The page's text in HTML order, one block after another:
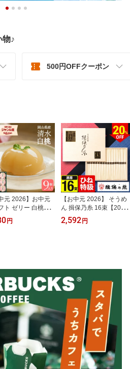
♪
500円OFFクーポン
元 2026】お中元
ト ゼリー 白桃ゼ
個 詰め合わせ 桃
水 レビュー高評
国産 ご挨拶 日頃
プレゼント 引越
祝い 送料無料 pc
円
【お中元 2026】 そうめ
ん 揖保乃糸 16束【20％
OFF】揖保の糸 特級品
お中元 夏ギフト ギフト
長期保存 贈り物 ギフト
お供え 法事 引き出物 tz_
2,592 円